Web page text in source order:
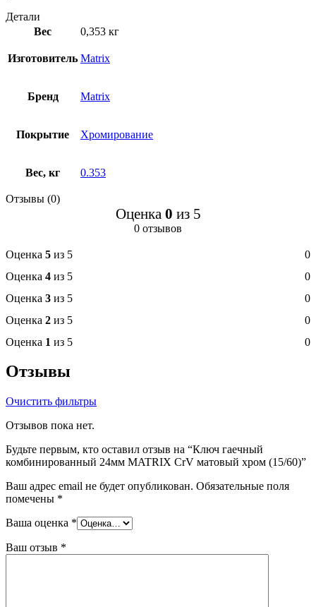
Детали
Вес
0,353 кг
Изготовитель Matrix
Бренд Matrix
Покрытие Хромирование
Вес, кг 0.353
Отзывы (0)
Оценка 0 из 5
0 отзывов
Оценка 5 из 5
0
Оценка 4 из 5
0
Оценка 3 из 5
0
Оценка 2 из 5
0
Оценка 1 из 5 0
Отзывы
Очистить фильтры
Отзывов пока нет.
Будьте первым, кто оставил отзыв на “Ключ гаечный
комбинированный 24мм MATRIX CrV матовый хром (15/60)”
Ваш адрес email не будет опубликован. Обязательные поля
помечены *
Ваша оценка *
Ваш отзыв *